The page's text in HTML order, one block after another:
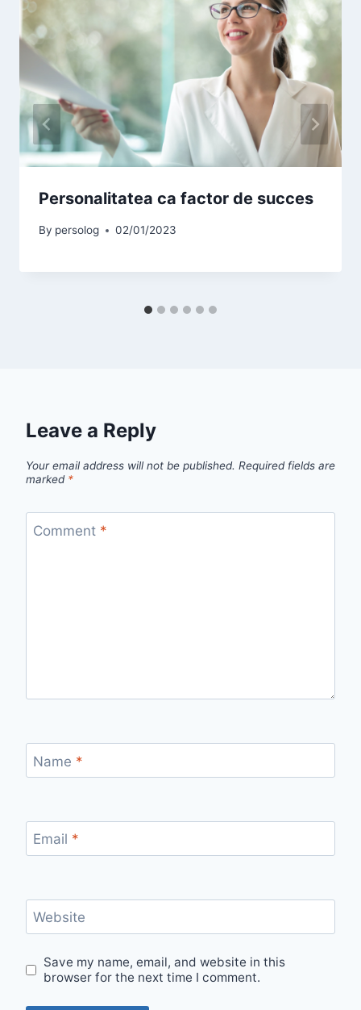
Personalitatea ca factor de succes
By persolog 02/01/2023
Leave a Reply
Your email address will not be published. Required fields are
marked *
Comment *
Name *
Email *
Website
Save my name, email, and website in this
browser for the next time I comment.